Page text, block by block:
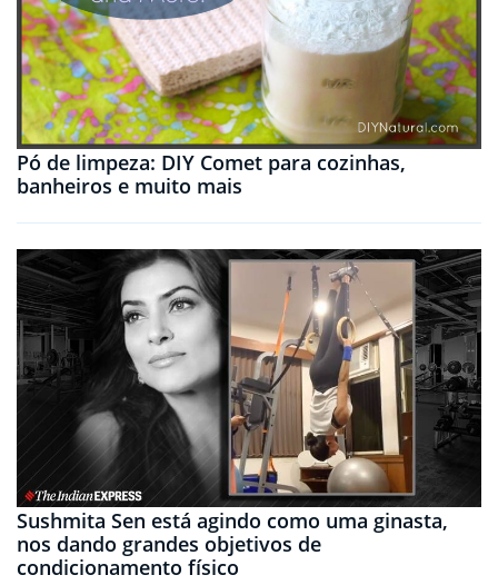
Pó de limpeza: DIY Comet para cozinhas,
banheiros e muito mais
Sushmita Sen está agindo como uma ginasta,
nos dando grandes objetivos de
condicionamento físico